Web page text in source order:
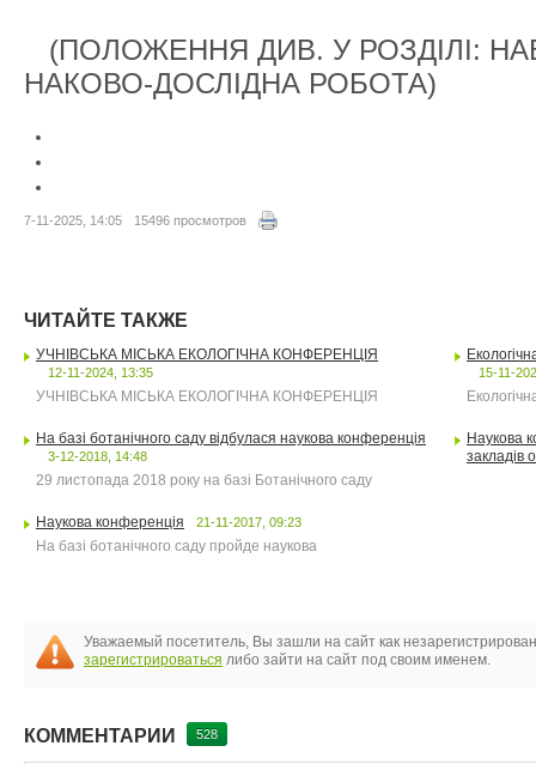
(ПОЛОЖЕННЯ ДИВ. У РОЗДІЛІ:
НАКОВО-ДОСЛІДНА РОБОТА)
7-11-2025, 14:05 15496 просмотров
ЧИТАЙТЕ ТАКЖЕ
УЧНІВСЬКА МІСЬКА ЕКОЛОГІЧНА КОНФЕРЕНЦІЯ
12-11-2024, 13:35
УЧНІВСЬКА МІСЬКА ЕКОЛОГІЧНА КОНФЕРЕНЦІЯ
15-11-
На базі ботанічного саду відбулася наукова конференція
3-12-2018, 14:48
29 листопада 2018 року на базі Ботанічного саду
Наукова
закладів
Наукова конференція 21-11-2017, 09:23
На базі ботанічного саду пройде наукова
Уважаемый посетитель, Вы зашли на сайт как
зарегистрироваться либо зайти на сайт под своим именем.
КОММЕНТАРИИ 528